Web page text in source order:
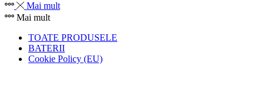
Mai mult
Mai mult
TOATE PRODUSELE
BATERII
Cookie Policy (EU)